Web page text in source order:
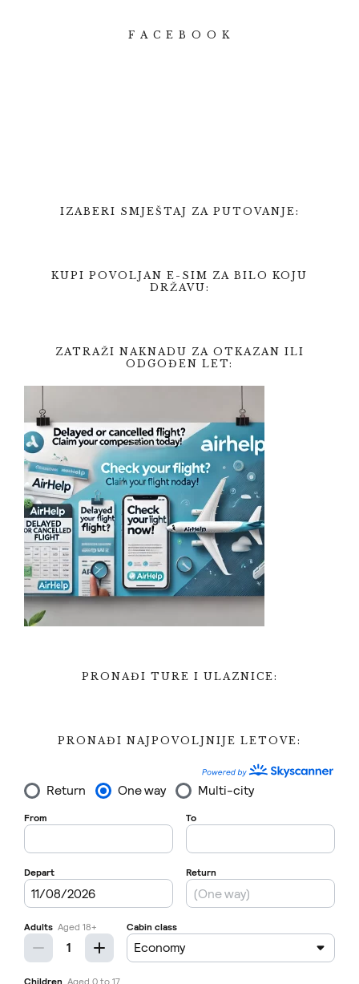
F A C E B O O K
IZABERI SMJEŠTAJ ZA PUTOVANJE:
KUPI POVOLJAN E-SIM ZA BILO KOJU
DRŽAVU:
ZATRAŽI NAKNADU ZA OTKAZAN ILI
ODGOĐEN LET:
PRONAĐI TURE I ULAZNICE:
PRONAĐI NAJPOVOLJNIJE LETOVE: